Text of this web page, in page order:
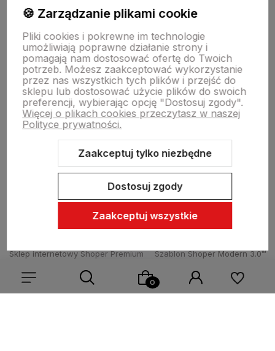
Moje konto
Płatności i dostawa
Informacje
Sklep internetowy Shoper Premium
Szablon Shoper Modern 3.0™
🍪 Zarządzanie plikami cookie
Pliki cookies i pokrewne im technologie
umożliwiają poprawne działanie strony i
pomagają nam dostosować ofertę do Twoich
potrzeb. Możesz zaakceptować wykorzystanie
przez nas wszystkich tych plików i przejść do
sklepu lub dostosować użycie plików do swoich
preferencji, wybierając opcję "Dostosuj zgody".
Więcej o plikach cookies przeczytasz w naszej
Polityce prywatności.
Zaakceptuj tylko niezbędne
Dostosuj zgody
Zaakceptuj wszystkie